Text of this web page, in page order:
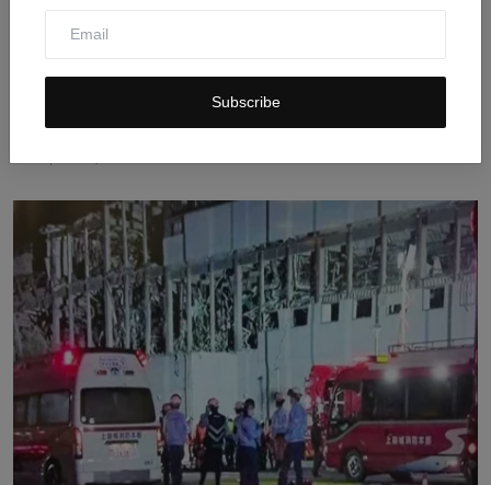
Subscribe
Koruptor Menimbun Emas: Dari 375 Kg di Irak hingga
74 K...